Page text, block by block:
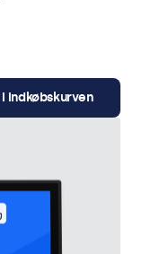
indkøbskurven